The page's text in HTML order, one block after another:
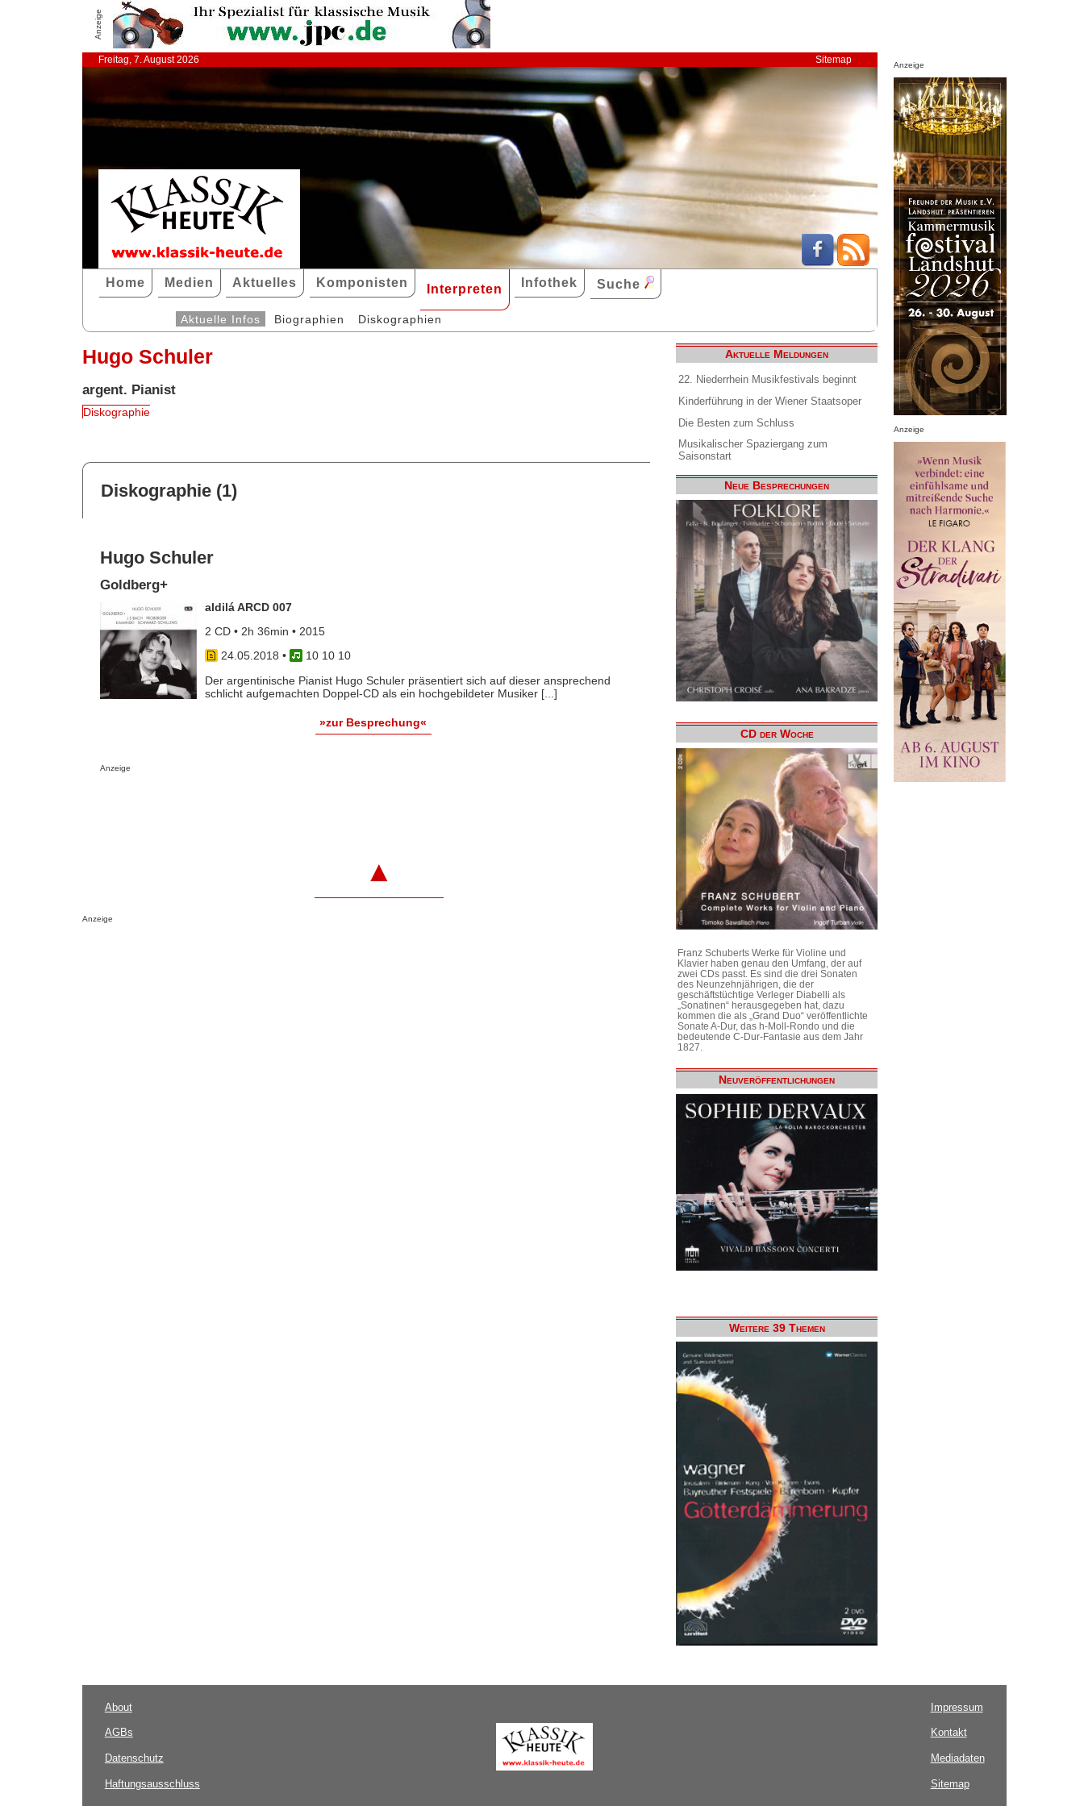
Anzeige
Freitag, 7. August 2026 Sitemap
Home Medien Aktuelles Komponisten Interpreten Infothek Suche
Aktuelle Infos Biographien Diskographien
Hugo Schuler
argent. Pianist
Diskographie
Diskographie (1)
Hugo Schuler
Goldberg+
aldilá ARCD 007
2 CD • 2h 36min • 2015
24.05.2018 •
10 10 10
Der argentinische Pianist Hugo Schuler präsentiert sich auf dieser ansprechend
schlicht aufgemachten Doppel-CD als ein hochgebildeter Musiker [...]
»zur Besprechung«
Anzeige
▲
Anzeige
Aktuelle Meldungen
22. Niederrhein Musikfestivals beginnt
Kinderführung in der Wiener Staatsoper
Die Besten zum Schluss
Musikalischer Spaziergang zum
Saisonstart
Neue Besprechungen
CD der Woche
Franz Schuberts Werke für Violine und
Klavier haben genau den Umfang, der auf
zwei CDs passt. Es sind die drei Sonaten
des Neunzehnjährigen, die der
geschäftstüchtige Verleger Diabelli als
„Sonatinen“ herausgegeben hat, dazu
kommen die als „Grand Duo“ veröffentlichte
Sonate A-Dur, das h-Moll-Rondo und die
bedeutende C-Dur-Fantasie aus dem Jahr
1827.
Neuveröffentlichungen
Weitere 39 Themen
Anzeige
Anzeige
About
AGBs
Datenschutz
Haftungsausschluss
Impressum
Kontakt
Mediadaten
Sitemap